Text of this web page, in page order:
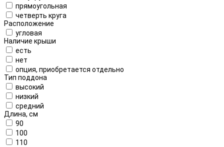
прямоугольная
четверть круга
Расположение
угловая
Наличие крыши
есть
нет
опция, приобретается отдельно
Тип поддона
высокий
низкий
средний
Длина, см
90
100
110